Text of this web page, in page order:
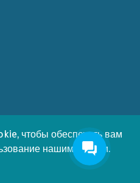
чтобы обеспечить вам
нашим сайтом.
чтобы обеспечить вам
нашим сайтом.